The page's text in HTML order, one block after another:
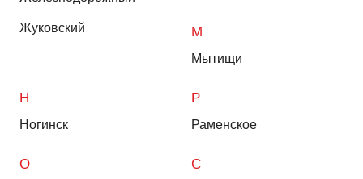
Жуковский М
Мытищи
Н
Ногинск
О
Р
Раменское
С